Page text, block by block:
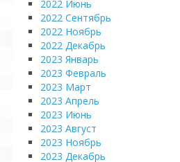
2022 Июнь
2022 Сентябрь
2022 Ноябрь
2022 Декабрь
2023 Январь
2023 Февраль
2023 Март
2023 Апрель
2023 Июнь
2023 Август
2023 Ноябрь
2023 Декабрь